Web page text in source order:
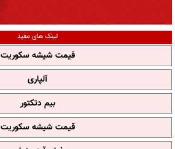
لینک های مفید
قیمت شیشه سکوریت
آلپاری
بیم دتکتور
قیمت شیشه سکوریت